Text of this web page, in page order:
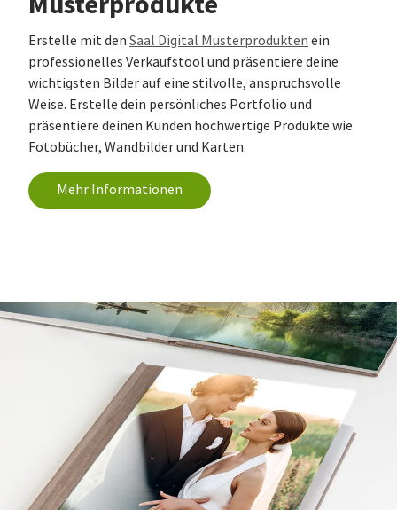
Erstelle mit den Saal Digital Musterprodukten ein
professionelles Verkaufstool und präsentiere deine
wichtigsten Bilder auf eine stilvolle, anspruchsvolle
Weise. Erstelle dein persönliches Portfolio und
präsentiere deinen Kunden hochwertige Produkte wie
Fotobücher, Wandbilder und Karten.
Mehr Informationen